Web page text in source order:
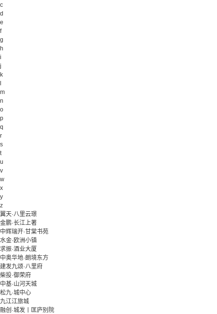
c
d
e
f
g
h
i
j
k
m
n
o
p
q
r
s
t
u
v
w
x
y
z
翼天·八里云璟
金鹏·长江上著
中辉瑞开·甘棠书苑
水金·欧洲小镇
求振·酒业大厦
中奥华地·朗境东方
建发九颂·八里府
柴投·御荣府
中基·山河天城
松九·城中心
九江江旅城
融创·城发丨匡庐别院